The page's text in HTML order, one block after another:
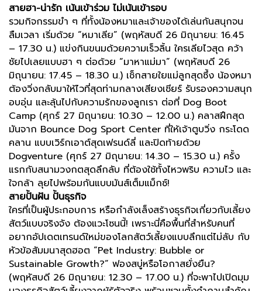
สายฮา-น่ารัก เน้นเข้าร่วม ไม่เน้นเข้ารอบ
รวมกิจกรรมขำ ๆ ที่ทั้งน้องหมาและเจ้าของได้เล่นกันสนุกจน
ลืมเวลา เริ่มด้วย “หมาเลีย” (พฤหัสบดี 26 มิถุนายน: 16.45
– 17.30 น.) แข่งกินขนมด้วยความเร็วลิ้น ใครเลียไวสุด คว้า
ชัยไปเลยแบบฮา ๆ ต่อด้วย “มาหาแม่มา” (พฤหัสบดี 26
มิถุนายน: 17.45 – 18.30 น.) เช็กสายใยแม่ลูกสุดซึ้ง น้องหมา
ต้องวิ่งกลับมาให้ไวที่สุดท่ามกลางเสียงเชียร์ รับรองความสนุก
อบอุ่น และลุ้นไปกับความรักของลูกเรา ต่อที่ Dog Boot
Camp (ศุกร์ 27 มิถุนายน: 10.30 – 12.00 น.) คลาสฝึกสุด
มันจาก Bounce Dog Sport Center ที่ให้เจ้าตูบวิ่ง กระโดด
คลาน แบบเวิร์กเอาต์สุดเฟรนด์ลี่ และปิดท้ายด้วย
Dogventure (ศุกร์ 27 มิถุนายน: 14.30 – 15.30 น.) ครั้ง
แรกกับสนามวงกตสุดลึกลับ ที่ต้องใช้ทั้งไหวพริบ ความไว และ
ใจกล้า ลุยไปพร้อมกันแบบมันส์เต็มแม็กซ์!
สายปั้นฝัน ปั้นธุรกิจ
ใครที่เป็นผู้ประกอบการ หรือกำลังเล็งสร้างธุรกิจเกี่ยวกับเลี้ยง
สัตว์แบบจริงจัง ต้องแวะโซนนี้! เพราะนี่คือพื้นที่สำหรับคนที่
อยากอัปเดตเทรนด์ใหม่ของโลกสัตว์เลี้ยงแบบลึกแต่ไม่ลับ กับ
หัวข้อสัมมนาสุดฮอต “Pet Industry: Bubble or
Sustainable Growth?” ฟองสบู่หรือโอกาสยั่งยืน?
(พฤหัสบดี 26 มิถุนายน: 12.30 – 17.00 น.) ที่จะพาไปเปิดมุม